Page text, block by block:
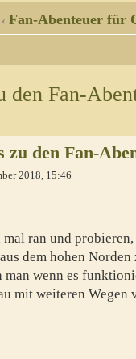
‹ Fan-Abenteuer für
den Fan-
zu den Fan-
2018, 15:46
ran und
dem hohen
man wenn es
mit weiteren Wegen